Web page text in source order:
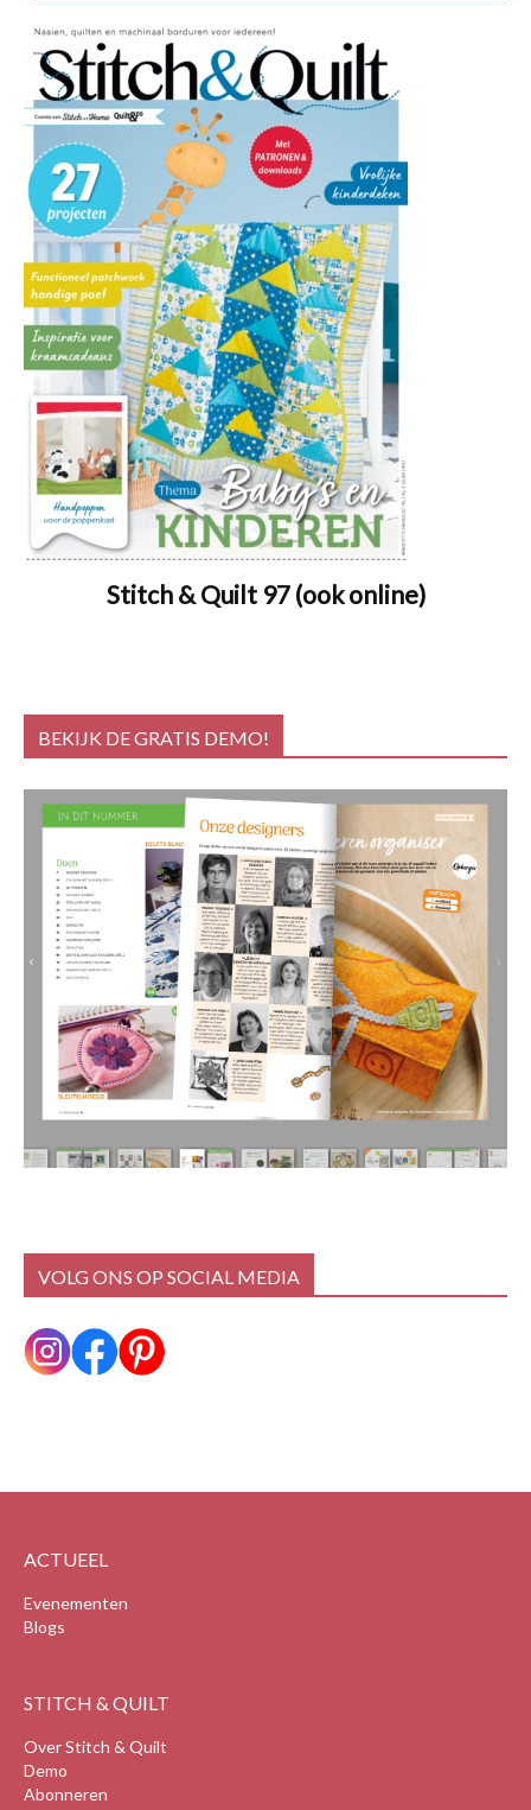
Stitch & Quilt 97 (ook online)
BEKIJK DE GRATIS DEMO!
VOLG ONS OP SOCIAL MEDIA
ACTUEEL
Evenementen
Blogs
STITCH & QUILT
Over Stitch & Quilt
Demo
Abonneren